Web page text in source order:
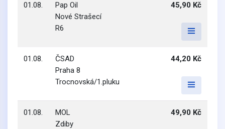
01.08.
Pap Oil
Nové Strašecí
R6
45,90 Kč
01.08.
ČSAD
Praha 8
Trocnovská/1.pluku
44,20 Kč
01.08.
MOL
Zdiby
49,90 Kč